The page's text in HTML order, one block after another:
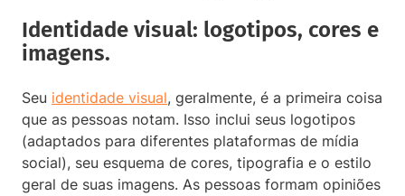
Identidade visual: logotipos, cores e
imagens.
Seu identidade visual, geralmente, é a primeira coisa
que as pessoas notam. Isso inclui seus logotipos
(adaptados para diferentes plataformas de mídia
social), seu esquema de cores, tipografia e o estilo
geral de suas imagens. As pessoas formam opiniões